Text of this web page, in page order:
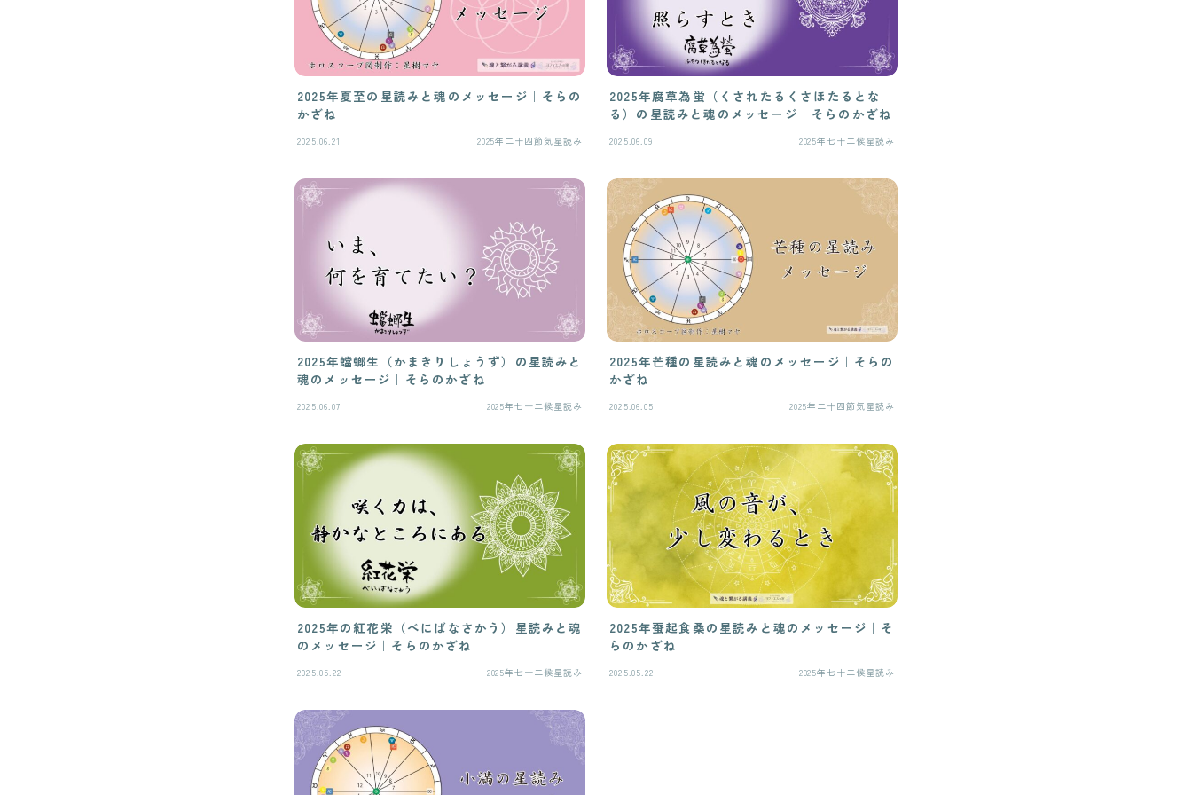
2025年夏至の星読みと魂のメッセージ｜そらの
かざね
2025.06.21 2025年二十四節気星読み
2025年腐草為蛍（くされたるくさほたるとな
る）の星読みと魂のメッセージ｜そらのかざね
2025.06.09 2025年七十二候星読み
2025年蟷螂生（かまきりしょうず）の星読みと
魂のメッセージ｜そらのかざね
2025.06.07 2025年七十二候星読み
2025年芒種の星読みと魂のメッセージ｜そらの
かざね
2025.06.05 2025年二十四節気星読み
2025年の紅花栄（べにばなさかう）星読みと魂
のメッセージ｜そらのかざね
2025.05.22 2025年七十二候星読み
2025年蚕起食桑の星読みと魂のメッセージ｜そ
らのかざね
2025.05.22 2025年七十二候星読み